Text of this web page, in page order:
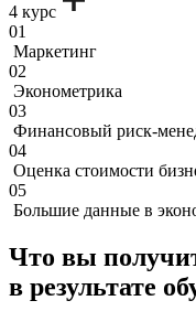
4 курс
01
Маркетинг
02
Эконометрика
03
Финансовый риск-
04
Оценка стоимости
05
Большие данные в
Что вы
в результате